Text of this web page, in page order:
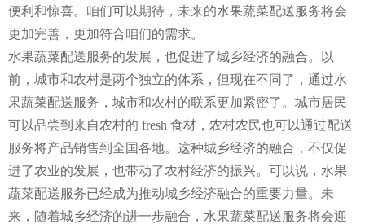
便利和惊喜。咱们可以期待，未来的水果蔬菜配送服务将会
更加完善，更加符合咱们的需求。
水果蔬菜配送服务的发展，也促进了城乡经济的融合。以
前，城市和农村是两个独立的体系，但现在不同了，通过水
果蔬菜配送服务，城市和农村的联系更加紧密了。城市居民
可以品尝到来自农村的 fresh 食材，农村农民也可以通过配送
服务将产品销售到全国各地。这种城乡经济的融合，不仅促
进了农业的发展，也带动了农村经济的振兴。可以说，水果
蔬菜配送服务已经成为推动城乡经济融合的重要力量。未
来，随着城乡经济的进一步融合，水果蔬菜配送服务将会迎